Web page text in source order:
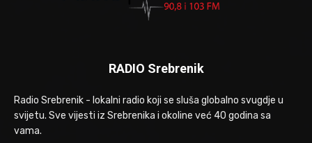
RADIO Srebrenik
Radio Srebrenik - lokalni radio koji se sluša globalno svugdje u
svijetu. Sve vijesti iz Srebrenika i okoline već 40 godina sa
vama.